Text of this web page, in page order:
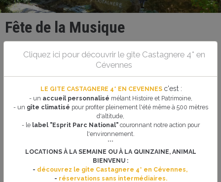
Fête de la Musique
Le 21/06/2023
La Fête de la Musique a été créée en 1982 par le ministère de la Culture et
de la Communication pour célébrer les musiciens amateurs. Aujourd'hui, cet
évènement estival est incontournable dans l'agenda des Français, invitant
une foule toujours plus grande à apprécier la musique dans les rues.
Cette fête plurielle mêle tous les styles, tous les publics et tous les pays.
Artistes et mélomanes de tous âges se retrouvent partout en France, et
désormais aux quatre coins du monde, afin de partager ces moments de
plaisir et de découverte d'artistes se produisant gratuitement tous les ans le
Cliquez ici pour découvrir le gite Castagnere 4* en
Cévennes
LE GITE CASTAGNERE 4* EN CEVENNES c'est :
- un accueil personnalisé mélant Histoire et Patrimoine,
- un gîte climatisé pour profiter pleinement l'été même à 500 mètres
d'altitude,
- le label "Esprit Parc National"couronnant notre action pour
l'environnement.
***
LOCATIONS À LA SEMAINE OU À LA QUINZAINE, ANIMAL
BIENVENU :
- découvrez le gite Castagnere 4* en Cévennes,
- réservations sans intermédiaires.